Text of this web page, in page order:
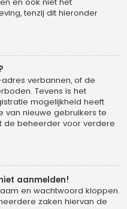
tenzij dit hieronder
verbannen, of de
Tevens is het
mogelijkheid heeft
van nieuwe gebruikers te
de beheerder voor verdere
aanmelden!
en wachtwoord kloppen.
zaken hiervan de